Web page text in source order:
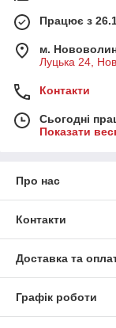
Працює з
м.
Луцька 24,
Контакти
Сьогодні
Показати
Про нас
Контакти
Доставка та
Графік роботи